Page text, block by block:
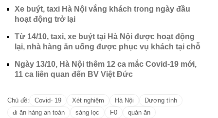
Xe buýt, taxi Hà Nội vắng khách trong ngày đầu
hoạt động trở lại
Từ 14/10, taxi, xe buýt tại Hà Nội được hoạt động
lại, nhà hàng ăn uống được phục vụ khách tại chỗ
Ngày 13/10, Hà Nội thêm 12 ca mắc Covid-19 mới,
11 ca liên quan đến BV Việt Đức
Chủ đề: Covid- 19 Xét nghiệm Hà Nội
Dương tính
đi ăn hàng an toàn
sàng lọc F0 quán ăn